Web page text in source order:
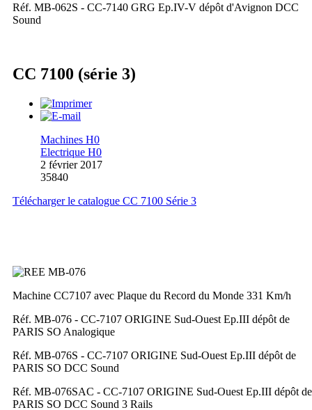
Réf. MB-062S - CC-7140 GRG Ep.IV-V dépôt d'Avignon DCC
Sound
CC 7100 (série 3)
Machines H0
Electrique H0
2 février 2017
35840
Télécharger le catalogue CC 7100 Série 3
Machine CC7107 avec Plaque du Record du Monde 331 Km/h
Réf. MB-076 - CC-7107 ORIGINE Sud-Ouest Ep.III dépôt de
PARIS SO Analogique
Réf. MB-076S - CC-7107 ORIGINE Sud-Ouest Ep.III dépôt de
PARIS SO DCC Sound
Réf. MB-076SAC - CC-7107 ORIGINE Sud-Ouest Ep.III dépôt de
PARIS SO DCC Sound 3 Rails